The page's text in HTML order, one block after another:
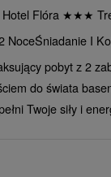
Hotel Flóra ★★★
NoceŚniadanie I
pobyt z 2
do świata
Twoje siły i